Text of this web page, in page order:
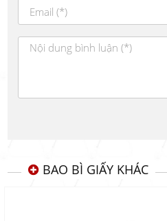
BAO BÌ GIẤY KHÁC